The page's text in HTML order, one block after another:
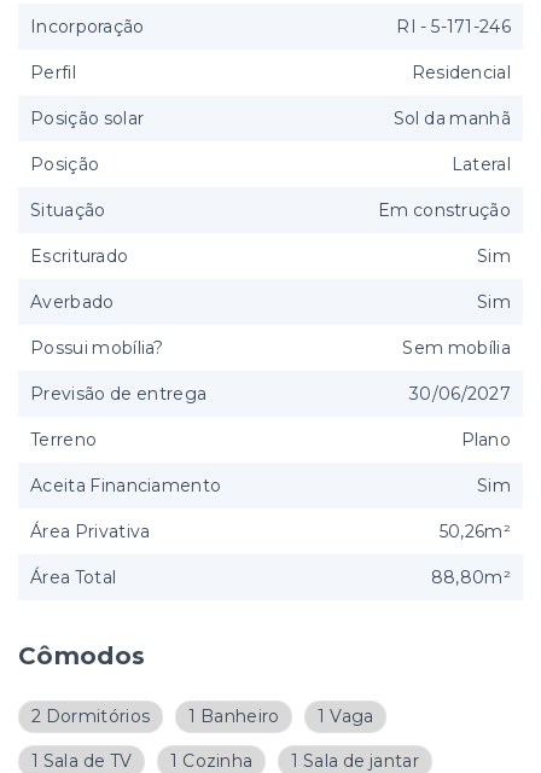
Cômodos
2 Dormitórios 1 Banheiro 1 Vaga
1 Sala de TV 1 Cozinha 1 Sala de jantar
Incorporação RI - 5-171-246
Perfil Residencial
Posição solar Sol da manhã
Posição Lateral
Situação Em construção
Escriturado Sim
Averbado Sim
Possui mobília? Sem mobília
Previsão de entrega 30/06/2027
Terreno Plano
Aceita Financiamento Sim
Área Privativa 50,26m²
Área Total 88,80m²